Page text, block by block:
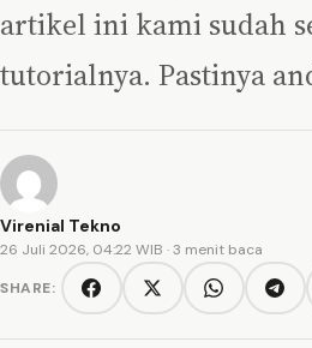
artikel ini kami sudah
tutorialnya. Pastinya
Virenial Tekno
26 Juli 2026, 04:22 WIB · 3 menit baca
SHARE:
FacebookTwitter/XWhatsApp